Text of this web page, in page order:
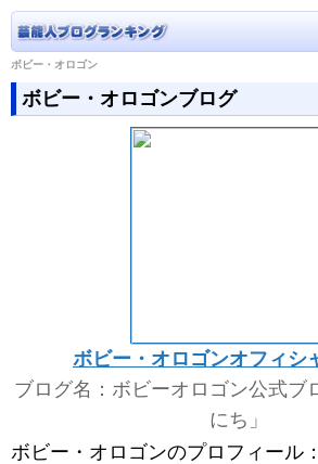
ボビー・オロゴン
ボビー・オロゴンブログ
ボビー・オロゴンオフィシ
ブログ名：ボビーオロゴン公式ブ
にち」
ボビー・オロゴンのプロフィール：